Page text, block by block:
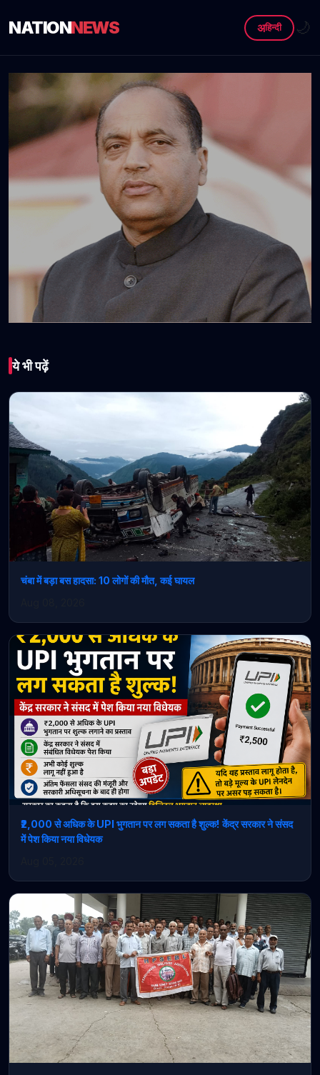
NATIONNEWS अहिन्दी 🌙
मंडी मे भर्ती और सेवा शर्तें कानून
2024 पर न्यायालय का फैसला
सुक्खू सरकार की असंवैधानिक
नीति पर तमाचा : जयराम
April 26, 2026 • 1 min read
ये भी पढ़ें
चंबा में बड़ा बस हादसा: 10 लोगों की मौत, कई घायल
₹2,000 से अधिक के UPI भुगतान पर लग सकता है शुल्क! केंद्र सरकार ने संसद
में पेश किया नया विधेयक